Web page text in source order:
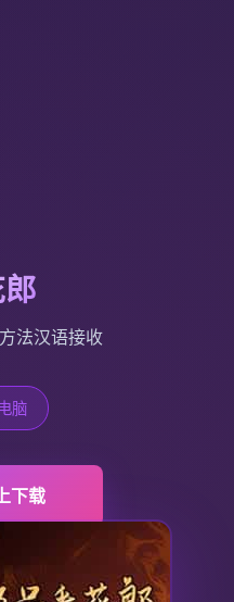
法汉语接收
脑
下载